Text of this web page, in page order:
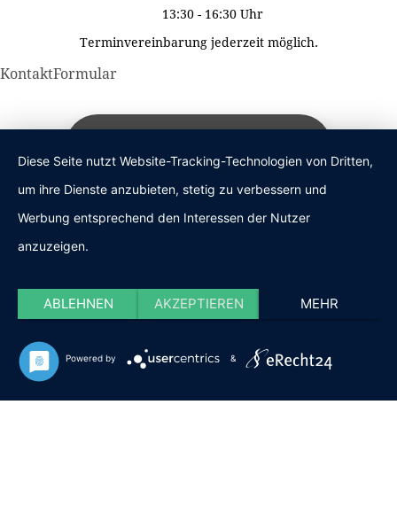
13:30 - 16:30 Uhr
Terminvereinbarung jederzeit möglich.
KontaktFormular
FOLGE BÜROMÖBEL
Diese Seite nutzt Website-Tracking-Technologien von Dritten,
um ihre Dienste anzubieten, stetig zu verbessern und
Werbung entsprechend den Interessen der Nutzer
anzuzeigen.
ABLEHNEN AKZEPTIEREN MEHR
Powered by &